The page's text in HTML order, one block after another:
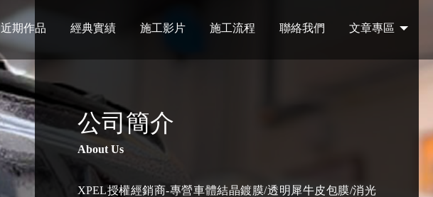
近期作品 經典實績 施工影片 施工流程 聯絡我們 文章專區
公司簡介
About Us
XPEL授權經銷商-專營車體結晶鍍膜/透明犀牛皮包膜/消光